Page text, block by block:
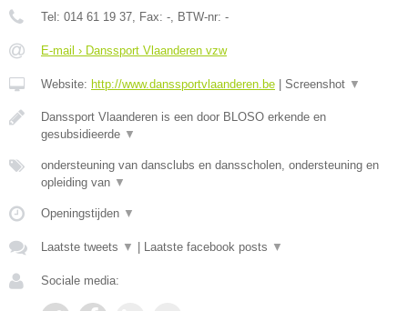
Tel: 014 61 19 37 , Fax: - , BTW-nr: -
E-mail › Danssport Vlaanderen vzw
Website: http://www.danssportvlaanderen.be Screenshot ▼
Danssport Vlaanderen is een door BLOSO erkende en
gesubsidieerde ▼
ondersteuning van dansclubs en dansscholen, ondersteuning en
opleiding van ▼
Openingstijden ▼
Laatste tweets ▼ Laatste facebook posts ▼
Sociale media: